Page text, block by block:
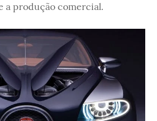
a produção comercial.